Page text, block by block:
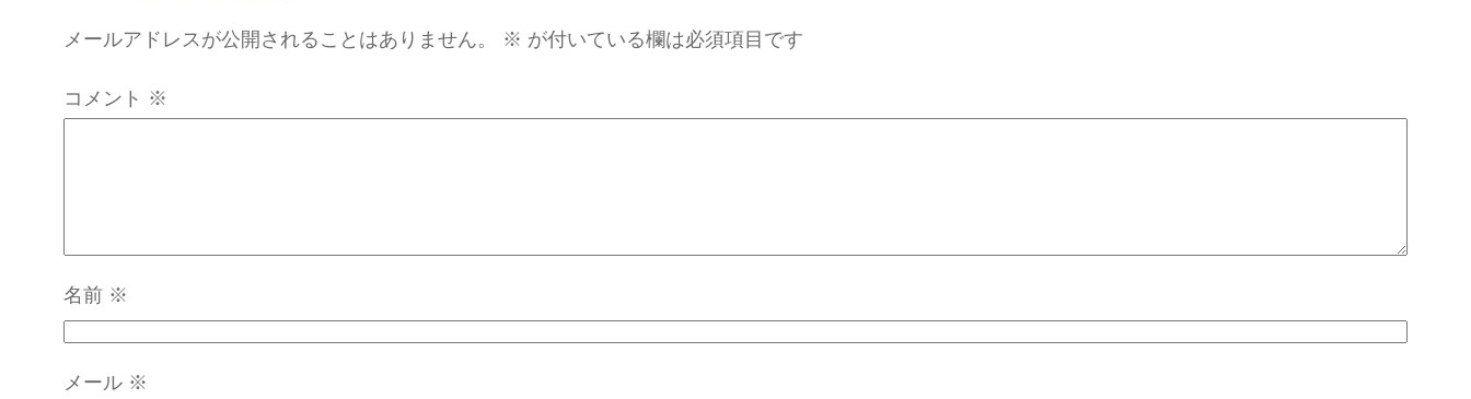
メールアドレスが公開されることはありません。 ※ が付いている欄は必須項目です
コメント ※
名前 ※
メール ※